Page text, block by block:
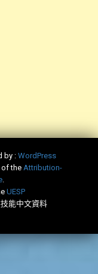
by : WordPress
of the ​Attribution-
.
​UESP
能中文資料